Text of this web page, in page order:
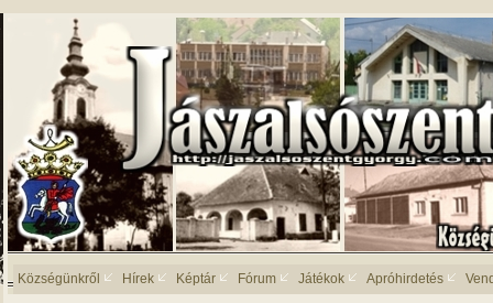
Községünkről Hírek Képtár Fórum Játékok Apróhirdetés